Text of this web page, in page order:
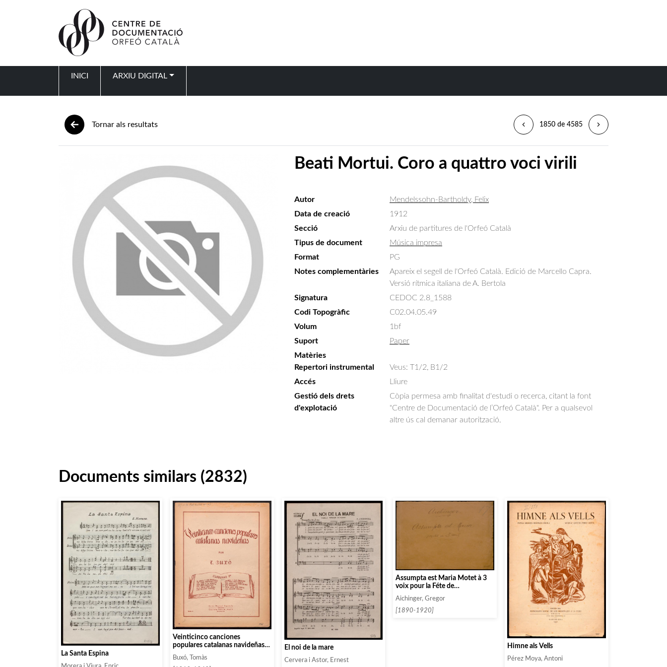
INICI ARXIU DIGITAL
Tornar als resultats 1850 de 4585
Beati Mortui. Coro a quattro voci virili
Autor
Mendelssohn-Bartholdy, Felix
Data de creació
1912
Secció
Arxiu de partitures de l'Orfeó Català
Tipus de document
Música impresa
Format
PG
Notes complementàries
Apareix el segell de l'Orfeó Català. Edició de Marcello Capra.
Versió rítmica italiana de A. Bertola
Signatura
CEDOC 2.8_1588
Codi Topogràfic
C02.04.05.49
Volum
1bf
Suport
Paper
Matèries
Repertori instrumental
Veus: T1/2, B1/2
Accés
Lliure
Gestió dels drets
d'explotació
Còpia permesa amb finalitat d'estudi o recerca, citant la font
"Centre de Documentació de l’Orfeó Català". Per a qualsevol
altre ús cal demanar autorització.
Documents similars (2832)
La Santa Espina
Veinticinco canciones
populares catalanas navideñas.
Cuaderno 3
Buxó, Tomàs
El noi de la mare
Cervera i Astor, Ernest
Assumpta est Maria Motet à 3
voix pour la Féte de
Aichinger, Gregor
[1890-1920]
Himne als Vells
Pérez Moya, Antoni